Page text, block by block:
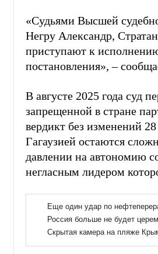
«Судьями Высшей
Негру Александр,
приступают к
постановления», –
В августе 2025 года суд
запрещенной в стране
вердикт без изменений
Гагаузией остаются
давлении на автономию
негласным лидером